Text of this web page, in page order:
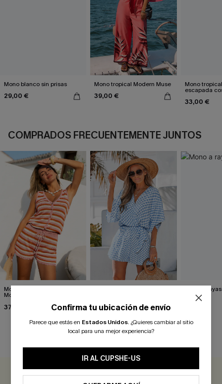
Mono blanco sin prisas
29,00 €
Mono tropical Modern Muse
39,00 €
Mono
escapada
33,00 €
COMPRADOS FRECUENTEMENTE JUNTOS
Mono a rayas Sunshine
Mood
37,00 € 21,50 €26,90 €
Mono a
33,00 €
RESEÑAS DE CLIENTES
Confirma tu ubicación de envío
Parece que estás en Estados Unidos. ¿Quieres cambiar al sitio
local para una mejor experiencia?
IR AL CUPSHE-US